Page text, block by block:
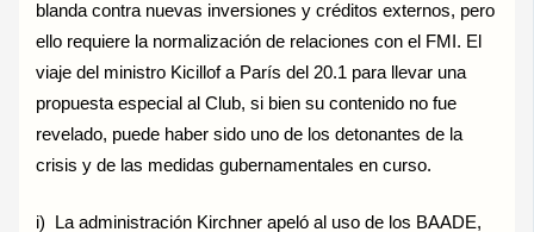
blanda contra nuevas inversiones y créditos externos, pero
ello requiere la normalización de relaciones con el FMI. El
viaje del ministro Kicillof a París del 20.1 para llevar una
propuesta especial al Club, si bien su contenido no fue
revelado, puede haber sido uno de los detonantes de la
crisis y de las medidas gubernamentales en curso.
i) La administración Kirchner apeló al uso de los BAADE,